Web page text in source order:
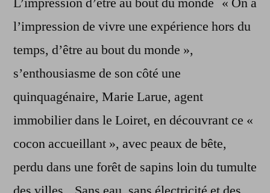
l’impression de vivre une expérience hors du
temps, d’être au bout du monde »,
s’enthousiasme de son côté une
quinquagénaire, Marie Larue, agent
immobilier dans le Loiret, en découvrant ce «
cocon accueillant », avec peaux de bête,
perdu dans une forêt de sapins loin du tumulte